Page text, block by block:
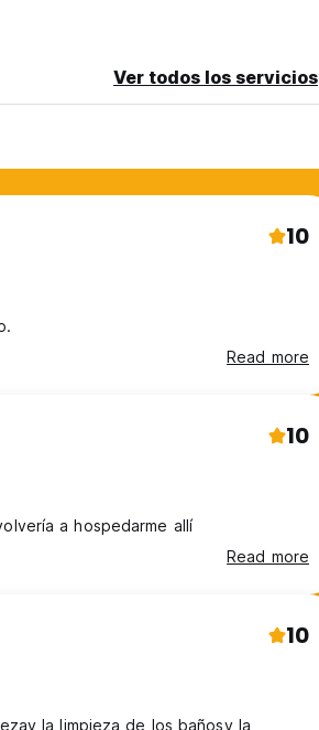
Ver todos los servicios
10
Read more
10
a hospedarme allí
Read more
10
la limpieza de los bañosy la